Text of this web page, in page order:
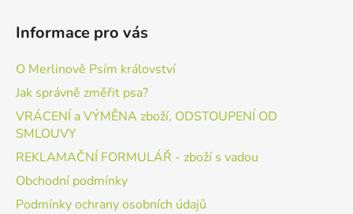
Informace pro vás
O Merlinově Psím království
Jak správně změřit psa?
VRÁCENÍ a VÝMĚNA zboží, ODSTOUPENÍ OD
SMLOUVY
REKLAMAČNÍ FORMULÁŘ - zboží s vadou
Obchodní podmínky
Podmínky ochrany osobních údajů